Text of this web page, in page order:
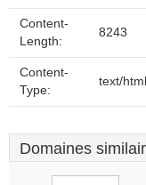
Content-
Length:
8243
Content-
Type:
text/html
Domaines